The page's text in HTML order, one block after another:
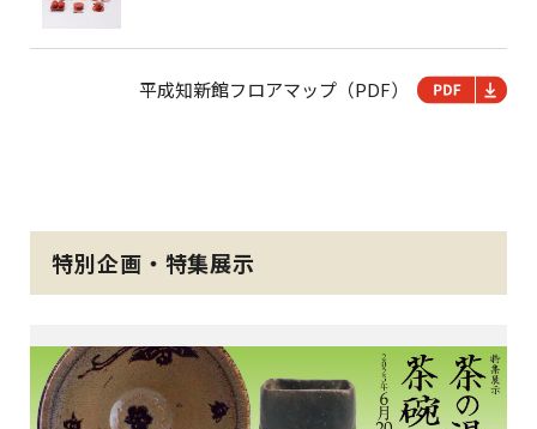
平成知新館フロアマップ（PDF）
特別企画・特集展示